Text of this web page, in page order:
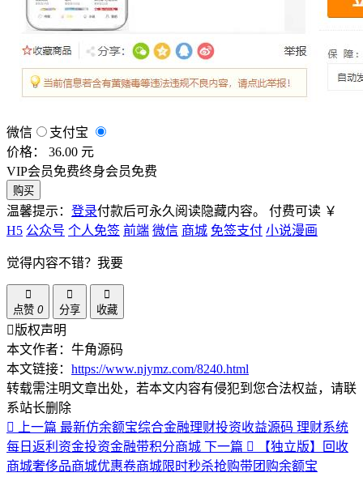
微信
支付宝
价格： 36.00 元
VIP会员免费终身会员免费
购买
温馨提示： 登录付款后可永久阅读隐藏内容。 付费可读 ￥
H5 公众号 个人免签 前端 微信 商城 免签支付 小说漫画
觉得内容不错？我要
点赞 0 分享 收藏
版权声明
本文作者：牛角源码
本文链接： https://www.njymz.com/8240.html
转载需注明文章出处，若本文内容有侵犯到您合法权益，请联
系站长删除
上一篇 最新仿余额宝综合金融理财投资收益源码 理财系统
每日返利资金投资金融带积分商城 下一篇
【独立版】回收
商城奢侈品商城优惠卷商城限时秒杀抢购带团购余额宝